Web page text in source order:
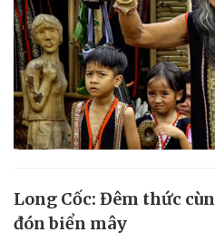
Long Cốc: Đêm thức
đón biển mây